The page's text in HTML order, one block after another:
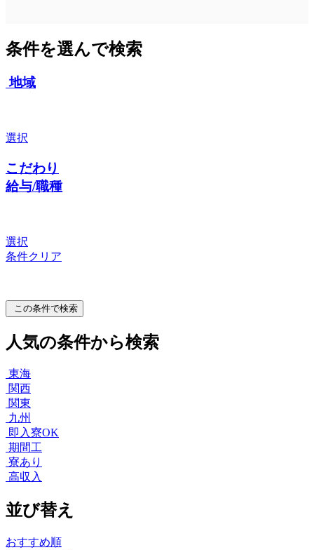
条件を選んで検索
地域
選択
こだわり
給与/職種
選択
条件クリア
この条件で検索
人気の条件から検索
東海
関西
関東
九州
即入寮OK
期間工
寮あり
高収入
並び替え
おすすめ順